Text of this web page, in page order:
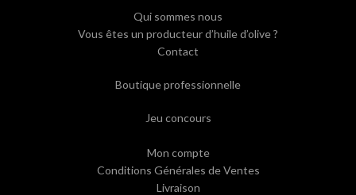
Qui sommes nous
Vous êtes un producteur d’huile d’olive ?
Contact
Boutique professionnelle
Jeu concours
Mon compte
Conditions Générales de Ventes
Livraison